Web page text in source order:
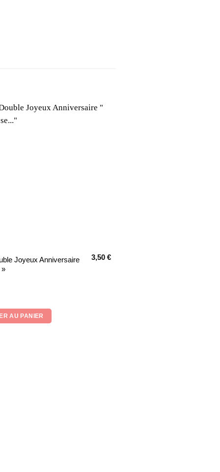
Joyeux Anniversaire
»
3,50€
AU PANIER